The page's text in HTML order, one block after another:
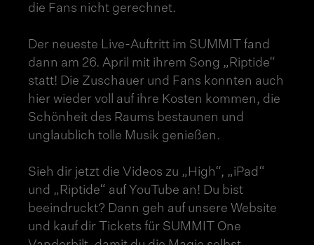
die Fans nicht gerechnet.
Der neueste Live-Auftritt im SUMMIT fand
dann am 26. April mit ihrem Song „Riptide“
statt! Die Zuschauer und Fans konnten auch
hier wieder voll auf ihre Kosten kommen, die
Schönheit des Raums bestaunen und
unglaublich tolle Musik genießen.
Sieh dir jetzt die Videos zu „High“, „iPad“
und „Riptide“ auf YouTube an! Du bist
beeindruckt? Dann geh auf unsere Website
und kauf dir Tickets für SUMMIT One